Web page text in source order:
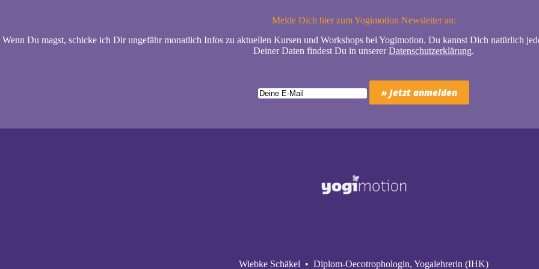
Melde Dich hier zum Yogimotion Newsletter an:
Wenn Du magst, schicke ich Dir ungefähr monatlich Infos zu aktuellen Kursen und Workshops bei Yogimotion. Du kannst Dich natürlich
Deiner Daten findest Du in unsererDatenschutzerklärung.
Wiebke Schäkel • Diplom-Oecotrophologin, Yogalehrerin (IHK)